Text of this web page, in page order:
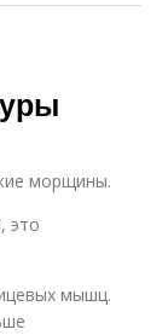
морщины.
это
мышц.